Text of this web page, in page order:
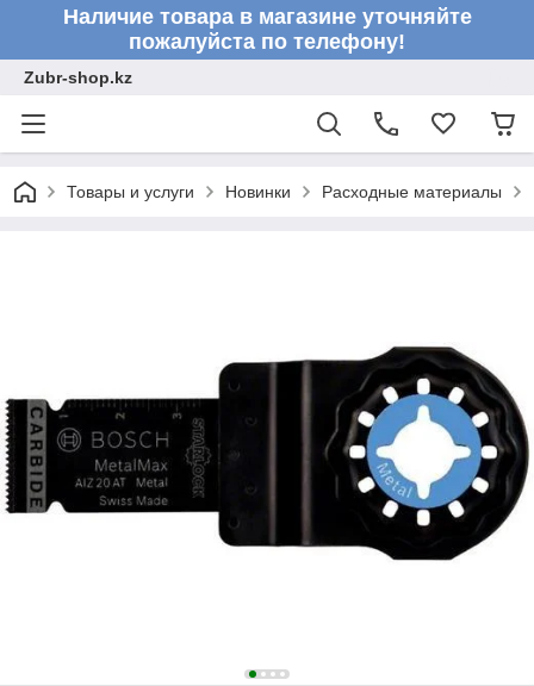
Наличие товара в магазине уточняйте
пожалуйста по телефону!
Zubr-shop.kz
Товары и услуги Новинки Расходные материалы